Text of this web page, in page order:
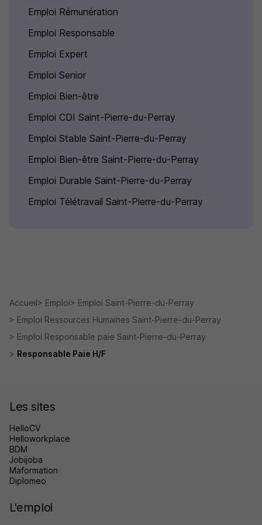
Emploi Rémunération
Emploi Responsable
Emploi Expert
Emploi Senior
Emploi Bien-être
Emploi CDI Saint-Pierre-du-Perray
Emploi Stable Saint-Pierre-du-Perray
Emploi Bien-être Saint-Pierre-du-Perray
Emploi Durable Saint-Pierre-du-Perray
Emploi Télétravail Saint-Pierre-du-Perray
Accueil Emploi
Emploi Saint-Pierre-du-Perray
Emploi Ressources Humaines Saint-Pierre-du-Perray
Emploi Responsable paie Saint-Pierre-du-Perray
Responsable Paie H/F
Les sites
HelloCV
Helloworkplace
BDM
Jobijoba
Maformation
Diplomeo
L'emploi